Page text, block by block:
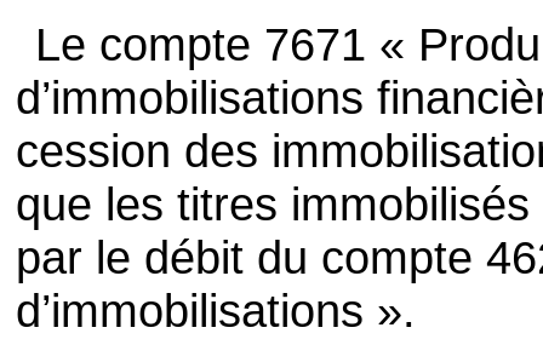
Le compte 7671 «
d’immobilisations
cession des
que les titres
par le débit du compte
d’immobilisations ».